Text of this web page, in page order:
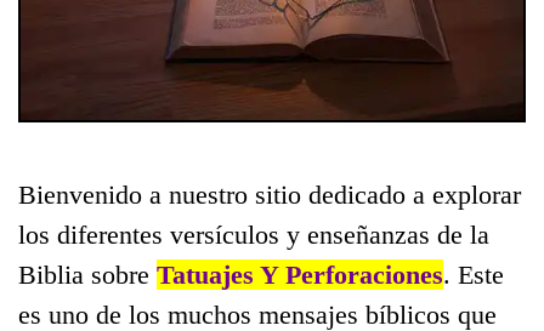
Bienvenido a nuestro sitio dedicado a explorar
los diferentes versículos y enseñanzas de la
Biblia sobre Tatuajes Y Perforaciones. Este
es uno de los muchos mensajes bíblicos que